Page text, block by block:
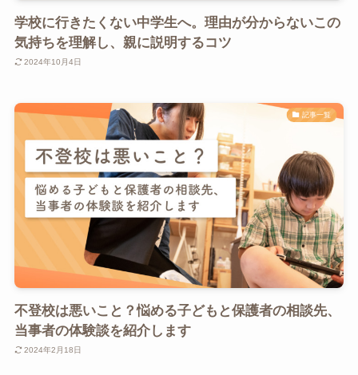
学校に行きたくない中学生へ。理由が分からないこの
気持ちを理解し、親に説明するコツ
2024年10月4日
記事一覧
不登校は悪いこと？悩める子どもと保護者の相談先、
当事者の体験談を紹介します
2024年2月18日